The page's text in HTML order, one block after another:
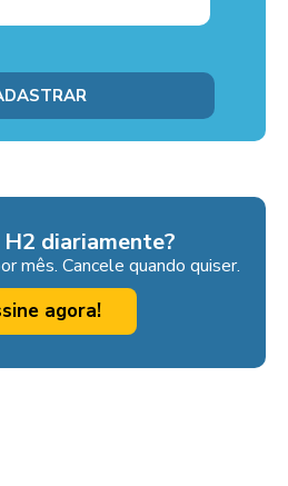
diariamente?
mês. Cancele quando quiser.
agora!